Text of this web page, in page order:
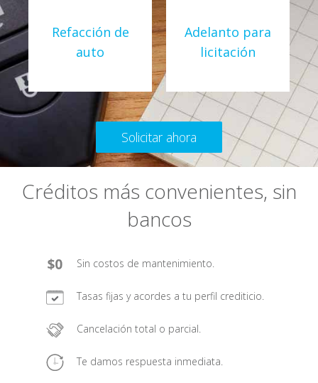
Refacción de
auto
Adelanto para
licitación
Solicitar ahora
Créditos más convenientes, sin
bancos
Sin costos de mantenimiento.
Tasas fijas y acordes a tu perfil crediticio.
Cancelación total o parcial.
Te damos respuesta inmediata.